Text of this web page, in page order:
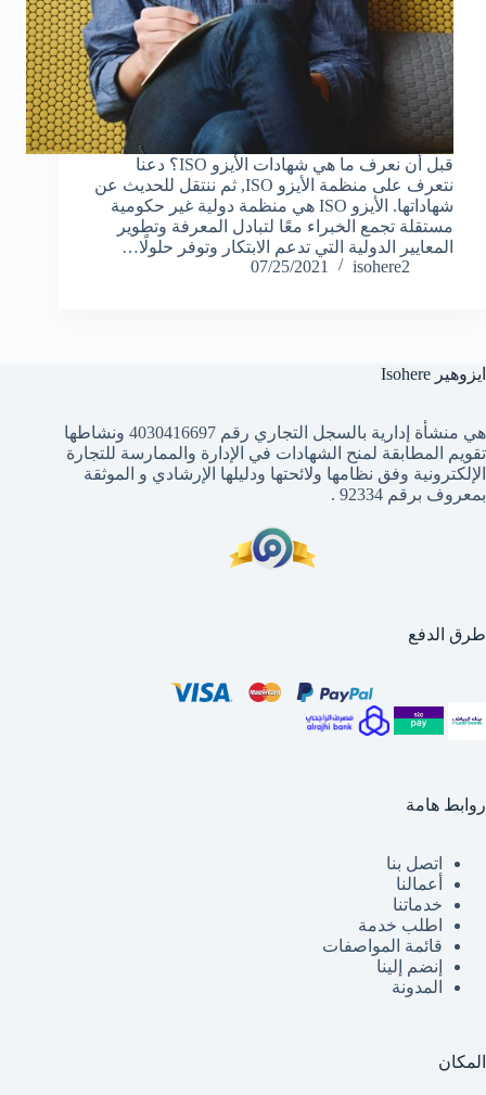
قبل أن نعرف ما هي شهادات الأيزو ISO؟ دعنا
نتعرف على منظمة الأيزو ISO, ثم ننتقل للحديث عن
شهاداتها. الأيزو ISO هي منظمة دولية غير حكومية
مستقلة تجمع الخبراء معًا لتبادل المعرفة وتطوير
المعايير الدولية التي تدعم الابتكار وتوفر حلولًا…
isohere2
07/25/2021
ايزوهير Isohere
هي منشأة إدارية بالسجل التجاري رقم 4030416697 ونشاطها
تقويم المطابقة لمنح الشهادات في الإدارة والممارسة للتجارة
الإلكترونية وفق نظامها ولائحتها ودليلها الإرشادي و الموثقة
بمعروف برقم 92334 .
طرق الدفع
روابط هامة
اتصل بنا
أعمالنا
خدماتنا
اطلب خدمة
قائمة المواصفات
إنضم إلينا
المدونة
المكان